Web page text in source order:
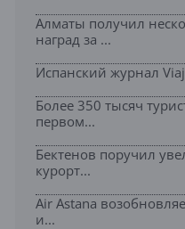
Алматы получил
наград за ...
Испанский журнал
Более 350 тысяч
первом...
Бектенов поручил
курорт...
Air Astana
и...